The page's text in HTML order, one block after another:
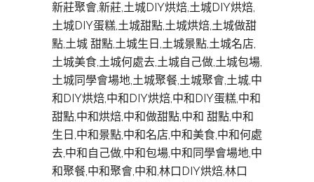
新莊聚會,新莊,土城DIY烘焙,土城DIY烘焙,
土城DIY蛋糕,土城甜點,土城烘焙,土城做甜
點,土城 甜點,土城生日,土城景點,土城名店,
土城美食,土城何處去,土城自己做,土城包場,
土城同學會場地,土城聚餐,土城聚會,土城,中
和DIY烘焙,中和DIY烘焙,中和DIY蛋糕,中和
甜點,中和烘焙,中和做甜點,中和 甜點,中和
生日,中和景點,中和名店,中和美食,中和何處
去,中和自己做,中和包場,中和同學會場地,中
和聚餐,中和聚會,中和,林口DIY烘焙,林口